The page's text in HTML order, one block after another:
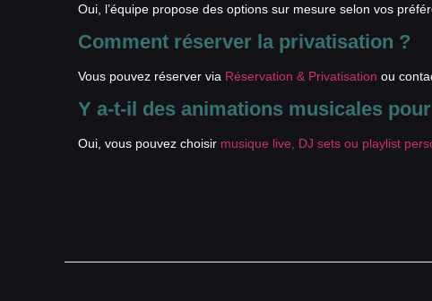
Oui, l’équipe propose des options sur mesure selon vos
Comment réserver la privatisation ?
Vous pouvez réserver via Réservation & Privatisation ou
Y a-t-il des animations musicales
Oui, vous pouvez choisir musique live, DJ sets ou playlist